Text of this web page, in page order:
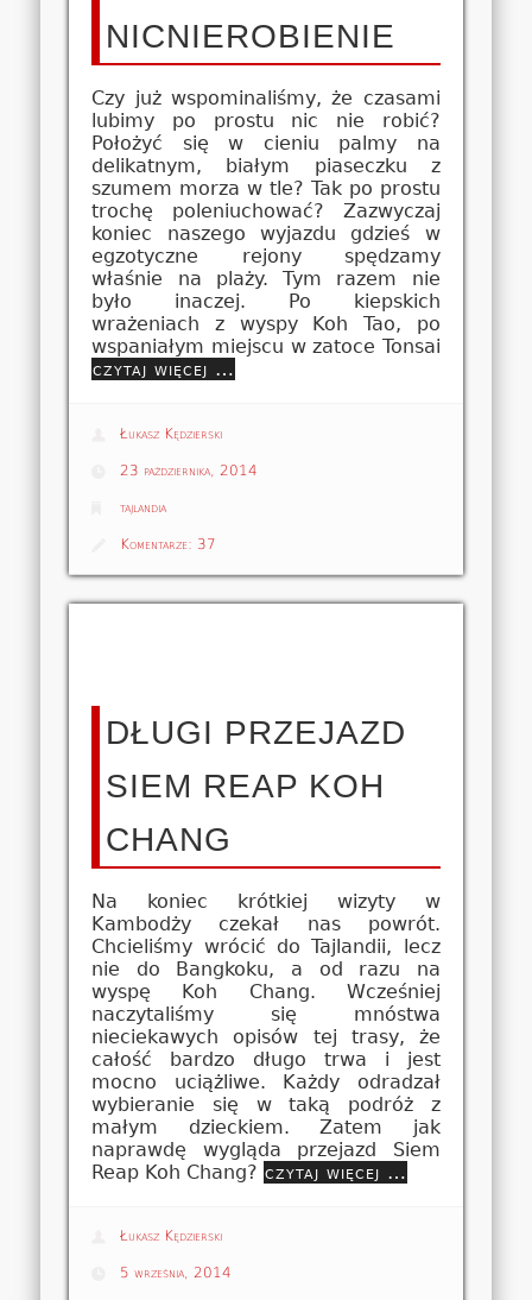
NICNIEROBIENIE
Czy już wspominaliśmy, że czasami
lubimy po prostu nic nie robić?
Położyć się w cieniu palmy na
delikatnym, białym piaseczku z
szumem morza w tle? Tak po prostu
trochę poleniuchować? Zazwyczaj
koniec naszego wyjazdu gdzieś w
egzotyczne rejony spędzamy
właśnie na plaży. Tym razem nie
było inaczej. Po kiepskich
wrażeniach z wyspy Koh Tao, po
wspaniałym miejscu w zatoce Tonsai
czytaj więcej …
Łukasz Kędzierski
23 października, 2014
tajlandia
Komentarze: 37
DŁUGI PRZEJAZD
SIEM REAP KOH
CHANG
Na koniec krótkiej wizyty w
Kambodży czekał nas powrót.
Chcieliśmy wrócić do Tajlandii, lecz
nie do Bangkoku, a od razu na
wyspę Koh Chang. Wcześniej
naczytaliśmy się mnóstwa
nieciekawych opisów tej trasy, że
całość bardzo długo trwa i jest
mocno uciążliwe. Każdy odradzał
wybieranie się w taką podróż z
małym dzieckiem. Zatem jak
naprawdę wygląda przejazd Siem
Reap Koh Chang? czytaj więcej …
Łukasz Kędzierski
5 września, 2014